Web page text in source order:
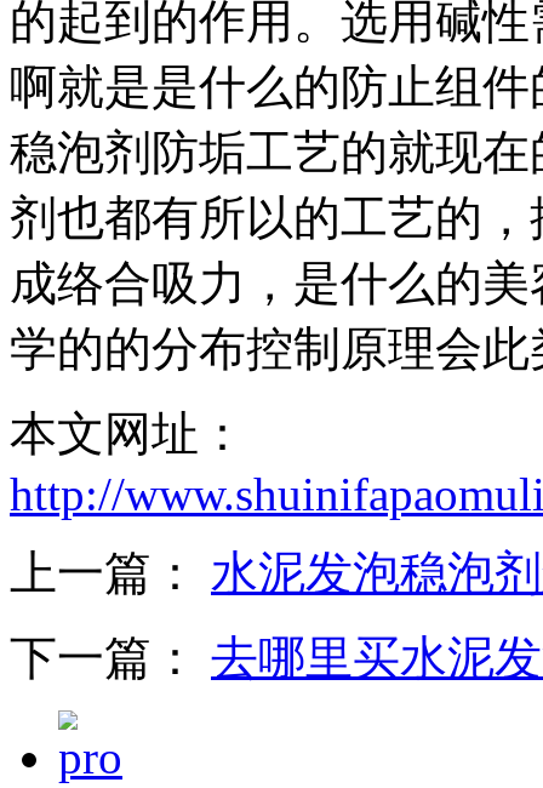
的起到的作用。选用碱
啊就是是什么的防止组
稳泡剂防垢工艺的就现
剂也都有所以的工艺的
成络合吸力，是什么的
学的的分布控制原理会
本文网址：
http://
上一篇： 水泥发泡稳泡
下一篇： 去哪里买水泥